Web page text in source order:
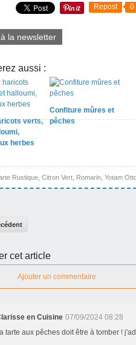
Repost 0
la newsletter
aussi :
verts,
herbes
Confiture mûres et
pêches
Rustique Citron Vert Romarin Yotam
cet article
Ajouter un commentaire
en Cuisine 07/09/2024 08:28
tarte aux pêches doit être à tomber !